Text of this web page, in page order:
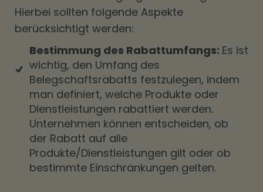
Hierbei sollten folgende Aspekte
berücksichtigt werden:
Bestimmung des Rabattumfangs: Es ist
wichtig, den Umfang des
Belegschaftsrabatts festzulegen, indem
man definiert, welche Produkte oder
Dienstleistungen rabattiert werden.
Unternehmen können entscheiden, ob
der Rabatt auf alle
Produkte/Dienstleistungen gilt oder ob
bestimmte Einschränkungen gelten.